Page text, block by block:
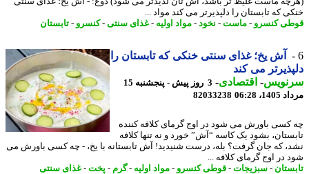
که تابستان را دلپذیرتر می کند مواد ...
کنسرو-ماست-نخود -مواد اولیه -غذای سنتی-کنسرو-تابستان
آش یخ؛ غذای سنتی خنکی که تابستان را
می کند
-اقتصادی-
3 روز پیش - پنجشنبه 15
06:28
82033238
باورش می شود در اوج گرمای کلافه کننده
بشود یک کاسه “آش” خورد و نه تنها کلافه
که جان گرفت؟ بله، درست شنیدید! آش تابستانه با یخ، - چه کسی باورش می
در اوج گرمای کلافه ...
-سبزیجات-قوطی کنسرو-مواد اولیه -گرم-پخت -غذای سنتی